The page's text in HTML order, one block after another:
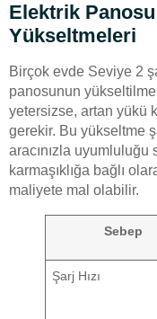
Elektrik
Yükseltmeleri
Birçok evde Seviye 2
panosunun
yetersizse, artan yükü
gerekir. Bu yükseltme
aracınızla
karmaşıklığa bağlı
maliyete mal olabilir.
Sebep
Şarj Hızı